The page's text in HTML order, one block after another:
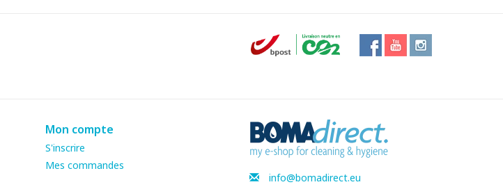
Mon compte
S'inscrire
Mes commandes
info@bomadirect.eu